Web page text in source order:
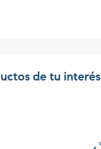
de tu interés